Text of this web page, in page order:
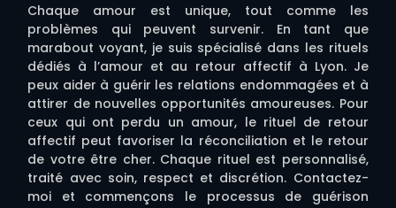
Chaque amour est unique, tout comme les
problèmes qui peuvent survenir. En tant que
marabout voyant, je suis spécialisé dans les rituels
dédiés à l’amour et au retour affectif à Lyon. Je
peux aider à guérir les relations endommagées et à
attirer de nouvelles opportunités amoureuses. Pour
ceux qui ont perdu un amour, le rituel de retour
affectif peut favoriser la réconciliation et le retour
de votre être cher. Chaque rituel est personnalisé,
traité avec soin, respect et discrétion. Contactez-
moi et commençons le processus de guérison